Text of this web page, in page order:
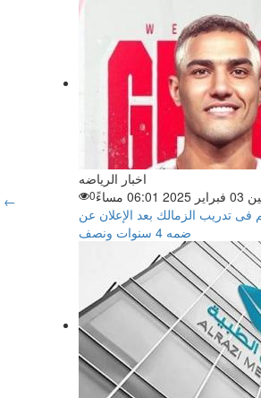
التالى ←
اخبار الرياضه
06:01 مساءً
0
فى تدريب الزمالك بعد الإعلان عن
ضمه 4 سنوات ونصف